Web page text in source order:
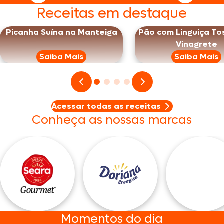
Receitas em destaque
Picanha Suína na Manteiga
Saiba Mais
Pão com Linguiça
Vinagrete
Saiba Mais
Acessar todas as receitas
Conheça as nossas marcas
Momentos do dia